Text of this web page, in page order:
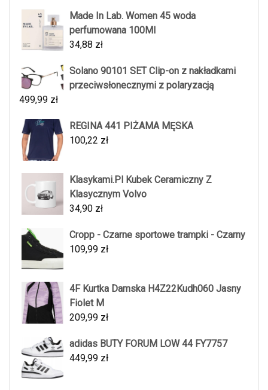
Made In Lab. Women 45 woda
perfumowana 100Ml
34,88 zł
Solano 90101 SET Clip-on z nakładkami
przeciwsłonecznymi z polaryzacją
499,99 zł
REGINA 441 PIŻAMA MĘSKA
100,22 zł
Klasykami.Pl Kubek Ceramiczny Z
Klasycznym Volvo
34,90 zł
Cropp - Czarne sportowe trampki - Czarny
109,99 zł
4F Kurtka Damska H4Z22Kudh060 Jasny
Fiolet M
209,99 zł
adidas BUTY FORUM LOW 44 FY7757
449,99 zł